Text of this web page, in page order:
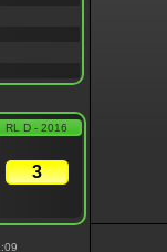
RL D - 2016
3